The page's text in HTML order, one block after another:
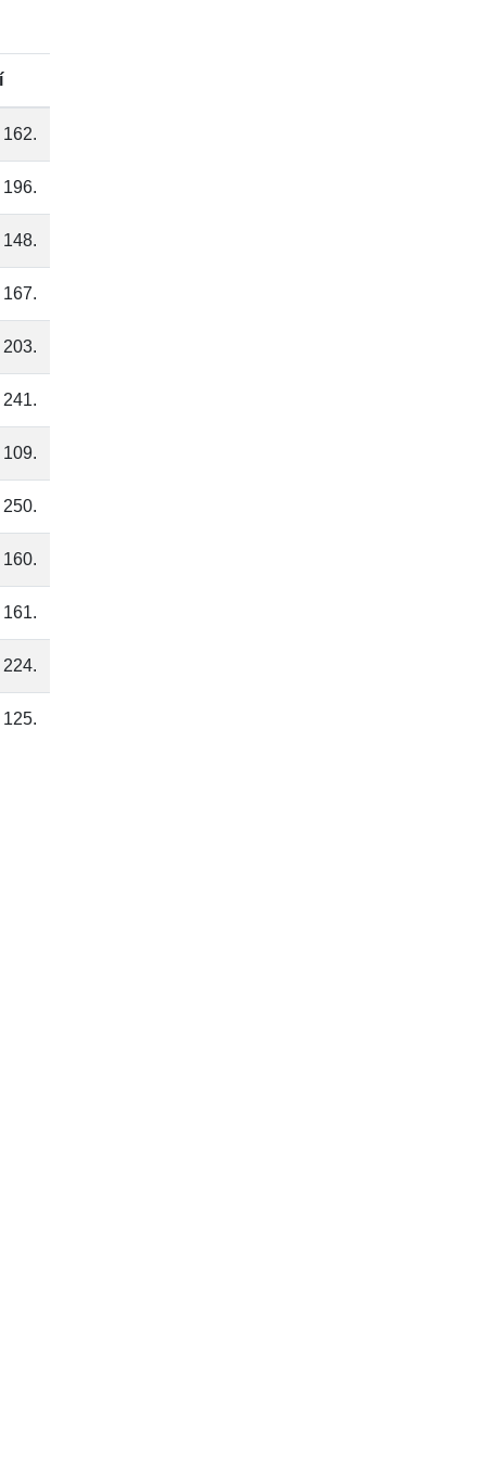
162.
196.
148.
167.
203.
241.
109.
250.
160.
161.
224.
125.